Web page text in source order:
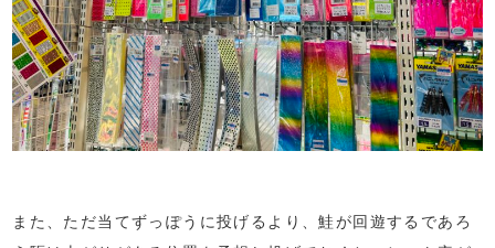
また、ただ当てずっぽうに投げるより、鮭が回遊するであろ